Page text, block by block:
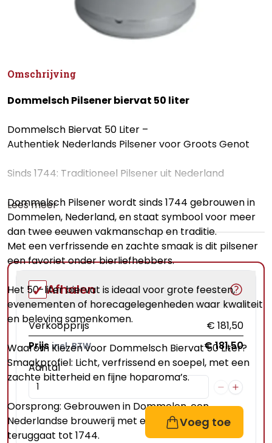
Omschrijving
Dommelsch Pilsener biervat 50 liter
Dommelsch Biervat 50 Liter –
Authentiek Nederlands Pilsener voor Groots Genot
Sinds 1744: Traditioneel Pilsener uit Nederland
Dommelsch Pilsener wordt sinds 1744 gebrouwen in
Dommelen, Nederland, en staat symbool voor meer
dan twee eeuwen vakmanschap en traditie.
Met een verfrissende en zachte smaak is dit pilsener
een favoriet onder bierliefhebbers.
Het 50-liter biervat is ideaal voor grote feesten,
evenementen of horecagelegenheden waar kwaliteit
en beleving samenkomen.
Waarom Kiezen voor Dommelsch Biervat 50 Liter?
Smaakprofiel: Licht, verfrissend en soepel, met een
zachte bitterheid en fijne hoparoma’s.
Oorsprong: Gebrouwen in Dommelen, een
Nederlandse brouwerij met een rijke historie die
teruggaat tot 1744.
Lees meer
Afhalen
Verkoopprijs
€ 181,50
Prijs incl. BTW
€ 181,50
Aantal
Voeg toe